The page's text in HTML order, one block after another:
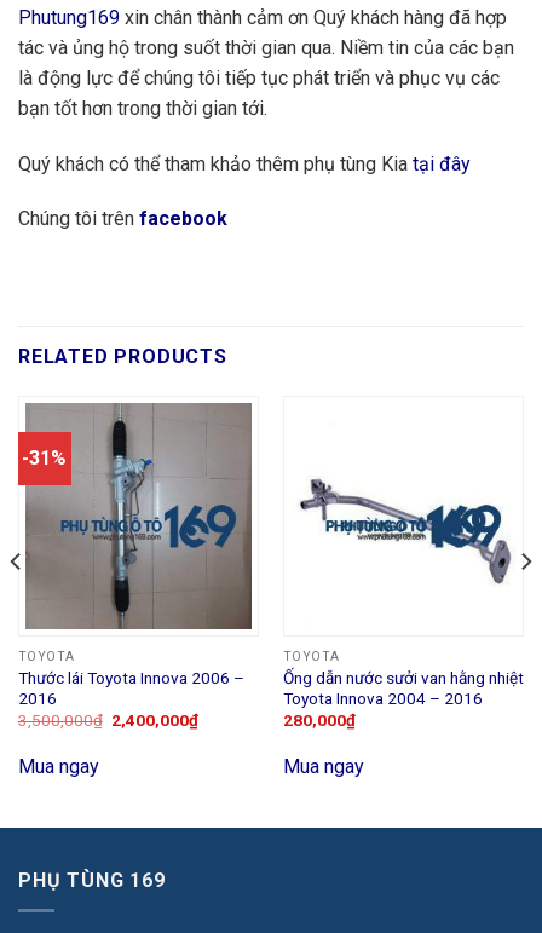
Phutung169 xin chân thành cảm ơn Quý khách hàng đã hợp
tác và ủng hộ trong suốt thời gian qua. Niềm tin của các bạn
là động lực để chúng tôi tiếp tục phát triển và phục vụ các
bạn tốt hơn trong thời gian tới.
Quý khách có thể tham khảo thêm phụ tùng Kia tại đây
Chúng tôi trên facebook
RELATED PRODUCTS
-31%
TOYOTA
Thước lái Toyota Innova 2006 –
2016
3,500,000₫ 2,400,000₫
Mua ngay
TOYOTA
Ống dẫn nước sưởi van hằng nhiệt
Toyota Innova 2004 – 2016
280,000₫
Mua ngay
PHỤ TÙNG 169